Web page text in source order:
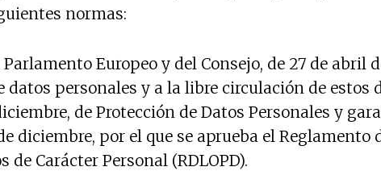
normas:
Europeo y del Consejo, de 27 de
personales y a la libre circulación de estos
de Protección de Datos Personales y
diciembre, por el que se aprueba el Reglamento
Carácter Personal (RDLOPD).